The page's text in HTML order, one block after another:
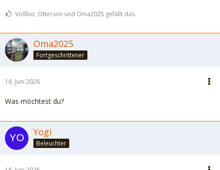
Vollbio, Otterson und Oma2025 gefällt das.
Oma2025
Fortgeschrittener
18. Juni 2026
Was möchtest du?
Yogi
Beleuchter